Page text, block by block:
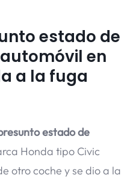
estado de
en
a la fuga
estado de
Honda tipo Civic
otro coche y se dio a la